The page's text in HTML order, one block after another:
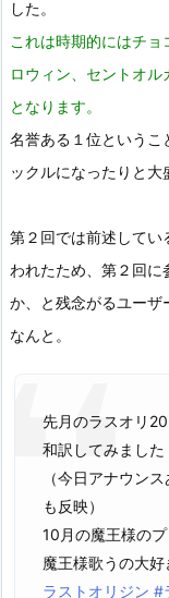
した。
これは時期的にはチ
ロウィン、セントオ
となります。
名誉ある１位というこ
ックルになったりと大
第２回では前述してい
われたため、第２回
か、と残念がるユーザ
なんと。
先月のラスオリ
和訳してみました
（今日アナウン
も反映）
10月の魔王様の
魔王様歌うの大
ラストオリジン #